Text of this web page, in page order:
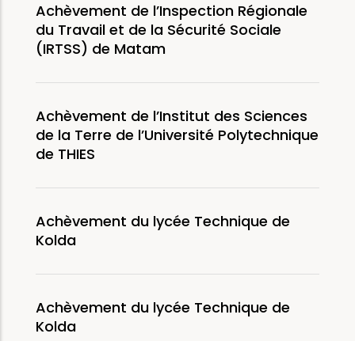
Achèvement de l’Inspection Régionale
du Travail et de la Sécurité Sociale
(IRTSS) de Matam
Achèvement de l’Institut des Sciences
de la Terre de l’Université Polytechnique
de THIES
Achèvement du lycée Technique de
Kolda
Achèvement du lycée Technique de
Kolda